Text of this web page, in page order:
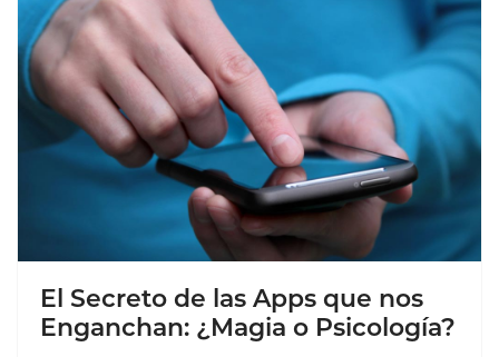
El Secreto de las Apps que nos
Enganchan: ¿Magia o Psicología?